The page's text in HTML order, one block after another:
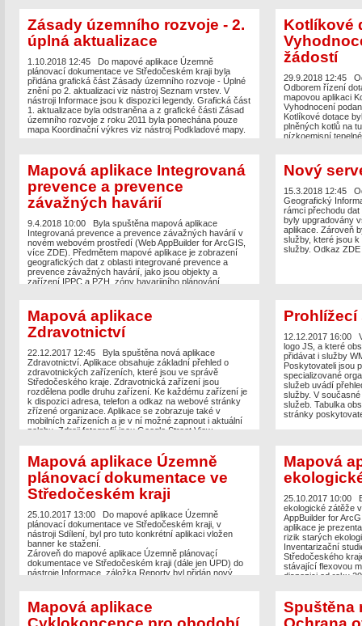
částku dotace,
případně na
přizpůsobena
mapa byla použita
Mapy.cz.
Zásady územního rozvoje - 2.
úplná aktualizace
1.10.2018 12:45
Do mapové aplikace Územně
plánovací dokumentace ve Středočeském kraji byla
přidána grafická část Zásady územního rozvoje - Úplné
znění po 2. aktualizaci viz nástroj Seznam vrstev. V
nástroji Informace jsou k dispozici legendy. Grafická část
1. aktualizace byla odstraněna a z grafické části Zásad
územního rozvoje z roku 2011 byla ponechána pouze
mapa Koordinační výkres viz nástroj Podkladové mapy.
Kotlíkové
žádostí
29.9.2018 12:45
Odborem řízení
mapovou aplikaci
Vyhodnocení
Kotlíkové dotace
plněných kotlů na
nízkoemisní
elektronickou
Cílem této
na otázky, např.
přijal, kolik z nich
byl největší zájem.
prostřednictvím
informace za
budoucí topná
automatický kotel
Mapová aplikace Integrovaná
prevence a prevence
závažných havárií
9.4.2018 10:00
Byla spuštěna mapová aplikace
Integrovaná prevence a prevence závažných havárií v
novém webovém prostředí (Web AppBuilder for ArcGIS,
více ZDE). Předmětem mapové aplikace je zobrazení
geografických dat z oblasti integrované prevence a
prevence závažných havárií, jako jsou objekty a
zařízení IPPC a PZH, zóny havarijního plánování,
od roku 2015. Obsah geografických dat zůstává
zachován. Přínosem aplikace je především její
zobrazení v mobilních zařízeních, dostupnost ve všech
webových prohlížečích a rychlejší načítání dat. Aplikace
zároveň přináší nové nástroje. Kromě propojení s
Google Street View aplikace umožňuje přidávat mapové
služby, tj. další služby úřadu nebo služby jiných
poskytovatelů. V aplikaci lze jednodušeji vyhledávat
podle vybraných vrstev a dle územních jednotek (obce,
katastrální území, parcely). V aplikaci lze prohlížet i
archivní letecké snímky a vybrané vrstvy Katastru
nemovitostí vč. možnosti nahlédnout do Katastru
nemovitostí online. V aplikaci lze kreslit vlastní
formátů, např. SHP. V neposlední řadě aplikace nabízí
zjednodušenou identifikaci prvků a možnost aplikaci
sdílet. Součástí aplikace je také Nápověda, která je
průběžně doplňována videonávody.
Nový
15.3.2018 12:45
Geografický
rámci přechodu
byly upgradovány
aplikace. Zároveň
služby, které jsou
služby. Odkaz ZDE
Mapová aplikace
Zdravotnictví
22.12.2017 12:45
Byla spuštěna nová aplikace
Zdravotnictví. Aplikace obsahuje základní přehled o
zdravotnických zařízeních, které jsou ve správě
Středočeského kraje. Zdravotnická zařízení jsou
rozdělena podle druhu zařízení. Ke každému zařízení je
k dispozici adresa, telefon a odkaz na webové stránky
zřízené organizace. Aplikace se zobrazuje také v
mobilních zařízeních a je v ní možné zapnout i aktuální
polohu. Zdroji fotografií jsou Google Street View,
Oddělení informačních a komunikačních technologií ve
spolupráci s Odborem zdravotnictví.
Prohlížecí
12.12.2017 16:00
logo JS, a které
přidávat i služby
Poskytovateli jsou
specializované
služeb uvádí
služby. V
služeb. Tabulka
stránky
Mapová aplikace Územně
plánovací dokumentace ve
Středočeském kraji
25.10.2017 13:00
Do mapové aplikace Územně
plánovací dokumentace ve Středočeském kraji, v
nástroji Sdílení, byl pro tuto konkrétní aplikaci vložen
banner ke stažení.
Zároveň do mapové aplikace Územně plánovací
dokumentace ve Středočeském kraji (dále jen ÚPD) do
nástroje Informace, záložka Reporty byl přidán nový
Mapová
25.10.2017 10:00
ekologické zátěže
AppBuilder for
aplikace je
rizik starých
Inventarizační
Středočeského
stávající flexovou
dispozici od roku
webových
zároveň přináší
Mapová aplikace
Spuštěna